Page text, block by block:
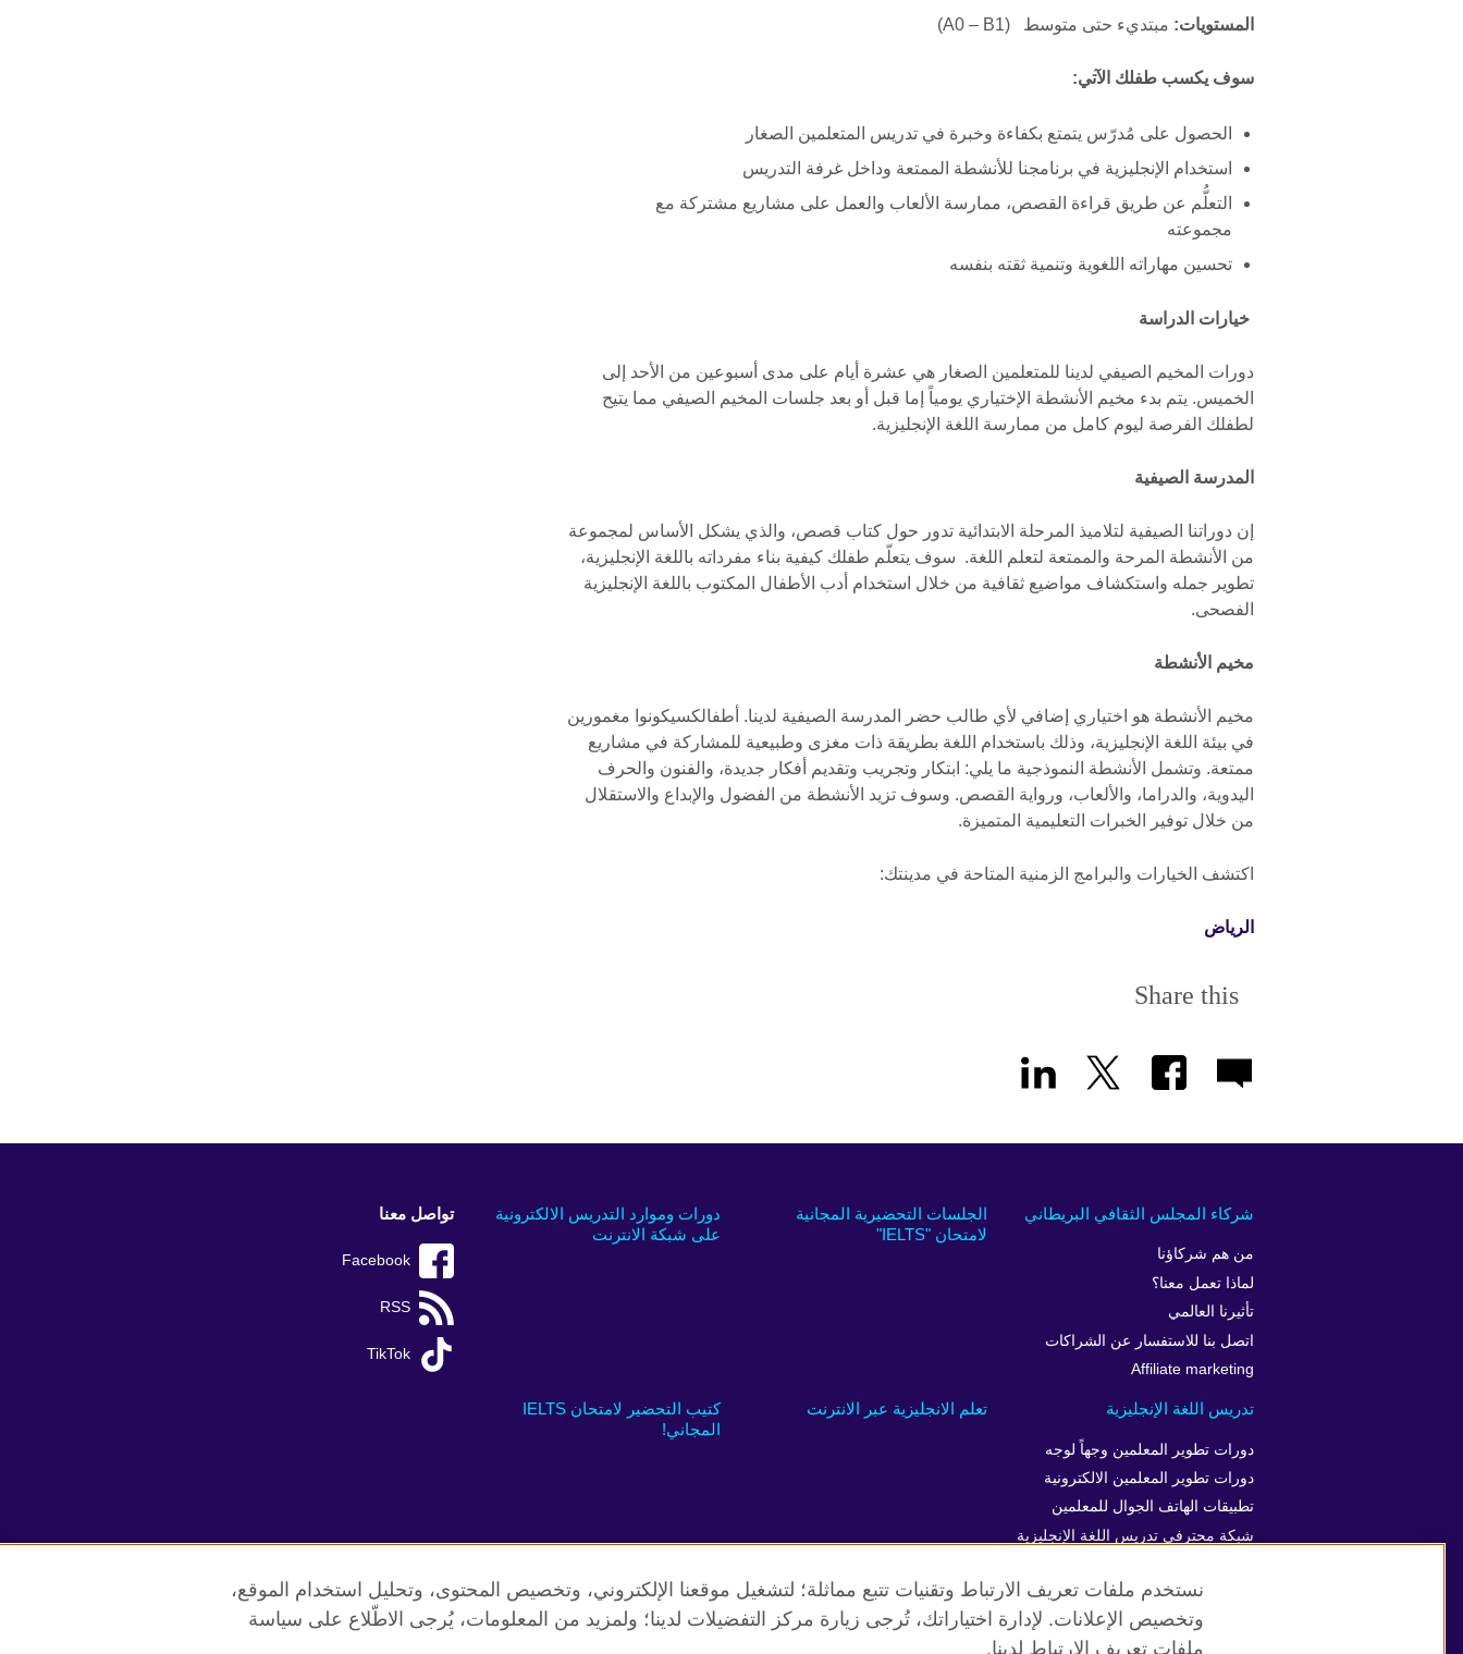
المستويات: مبتديء حتى متوسط (A0 – B1)
سوف يكسب طفلك الآتي:
الحصول على مُدرّس يتمتع بكفاءة وخبرة في تدريس المتعلمين الصغار
استخدام الإنجليزية في برنامجنا للأنشطة الممتعة وداخل غرفة التدريس
التعلُّم عن طريق قراءة القصص، ممارسة الألعاب والعمل على مشاريع مشتركة مع
مجموعته
تحسين مهاراته اللغوية وتنمية ثقته بنفسه
خيارات الدراسة
دورات المخيم الصيفي لدينا للمتعلمين الصغار هي عشرة أيام على مدى أسبوعين من الأحد إلى
الخميس. يتم بدء مخيم الأنشطة الإختياري يومياً إما قبل أو بعد جلسات المخيم الصيفي مما يتيح
لطفلك الفرصة ليوم كامل من ممارسة اللغة الإنجليزية.
المدرسة الصيفية
إن دوراتنا الصيفية لتلاميذ المرحلة الابتدائية تدور حول كتاب قصص، والذي يشكل الأساس لمجموعة
من الأنشطة المرحة والممتعة لتعلم اللغة. سوف يتعلّم طفلك كيفية بناء مفرداته باللغة الإنجليزية،
تطوير جمله واستكشاف مواضيع ثقافية من خلال استخدام أدب الأطفال المكتوب باللغة الإنجليزية
الفصحى.
مخيم الأنشطة
مخيم الأنشطة هو اختياري إضافي لأي طالب حضر المدرسة الصيفية لدينا. أطفالكسيكونوا مغمورين
في بيئة اللغة الإنجليزية، وذلك باستخدام اللغة بطريقة ذات مغزى وطبيعية للمشاركة في مشاريع
ممتعة. وتشمل الأنشطة النموذجية ما يلي: ابتكار وتجريب وتقديم أفكار جديدة، والفنون والحرف
اليدوية، والدراما، والألعاب، ورواية القصص. وسوف تزيد الأنشطة من الفضول والإبداع والاستقلال
من خلال توفير الخبرات التعليمية المتميزة.
اكتشف الخيارات والبرامج الزمنية المتاحة في مدينتك:
الرياض
Share this
دورات وموارد التدريس الالكترونية
على شبكة الانترنت
الجلسات التحضيرية المجانية
لامتحان "IELTS"
شركاء المجلس الثقافي البريطاني
من هم شركاؤنا
لماذا تعمل معنا؟
تأثيرنا العالمي
اتصل بنا للاستفسار عن الشراكات
Affiliate marketing
كتيب التحضير لامتحان IELTS
المجاني!
تعلم الانجليزية عبر الانترنت تدريس اللغة الإنجليزية
دورات تطوير المعلمين وجهاً لوجه
دورات تطوير المعلمين الالكترونية
تطبيقات الهاتف الجوال للمعلمين
شبكة محترفي تدريس اللغة الإنجليزية
تواصل معنا
Facebook
RSS
TikTok
موقع المجلس الثقافي البريطاني العالمي
نستخدم ملفات تعريف الارتباط وتقنيات تتبع مماثلة؛ لتشغيل موقعنا الإلكتروني، وتخصيص المحتوى، وتحليل استخدام الموقع،
وتخصيص الإعلانات. لإدارة اختياراتك، تُرجى زيارة مركز التفضيلات لدينا؛ ولمزيد من المعلومات، يُرجى الاطّلاع على سياسة
ملفات تعريف الارتباط لدينا.